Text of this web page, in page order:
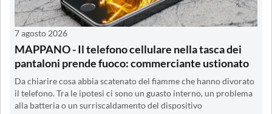
7 agosto 2026
MAPPANO - Il telefono cellulare nella tasca dei
pantaloni prende fuoco: commerciante ustionato
Da chiarire cosa abbia scatenato del fiamme che hanno divorato
il telefono. Tra le ipotesi ci sono un guasto interno, un problema
alla batteria o un surriscaldamento del dispositivo